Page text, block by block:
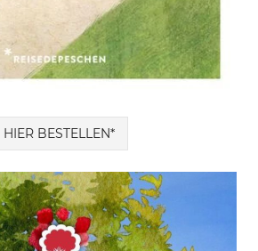
HIER BESTELLEN*